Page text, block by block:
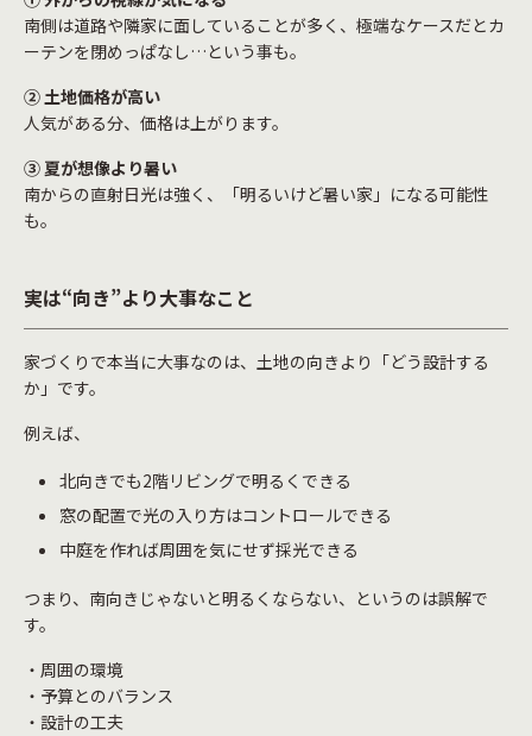
南側は道路や隣家に面していることが多く、極端なケースだとカ
ーテンを閉めっぱなし…という事も。
② 土地価格が高い
人気がある分、価格は上がります。
③夏が想像より暑い
南からの直射日光は強く、「明るいけど暑い家」になる可能性
も。
実は“向き”より大事なこと
家づくりで本当に大事なのは、土地の向きより「どう設計する
か」です。
例えば、
北向きでも2階リビングで明るくできる
窓の配置で光の入り方はコントロールできる
中庭を作れば周囲を気にせず採光できる
つまり、南向きじゃないと明るくならない、というのは誤解で
す。
・周囲の環境
・予算とのバランス
・設計の工夫